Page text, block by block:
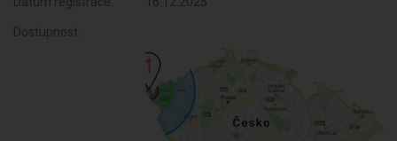
Dostupnost: